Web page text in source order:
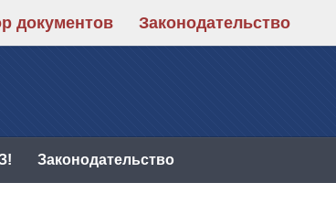
документов Законодательство
Законодательство